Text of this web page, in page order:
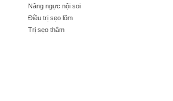
Nâng ngực nội soi
Điều trị sẹo lõm
Trị sẹo thâm